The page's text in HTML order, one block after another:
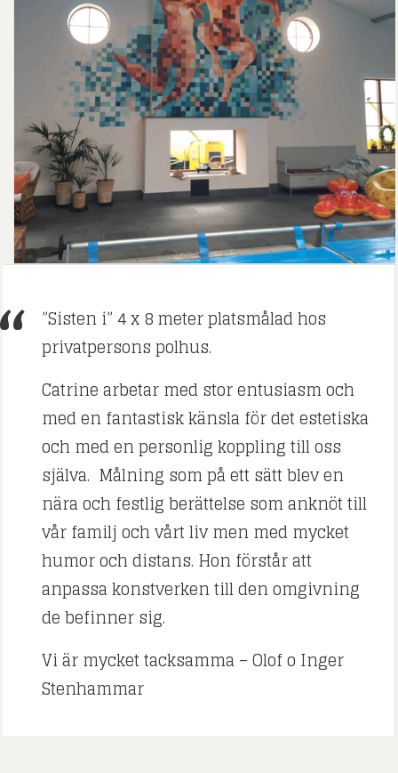
”Sisten i” 4 x 8 meter platsmålad hos
privatpersons polhus.
Catrine arbetar med stor entusiasm och
med en fantastisk känsla för det estetiska
och med en personlig koppling till oss
själva. Målning som på ett sätt blev en
nära och festlig berättelse som anknöt till
vår familj och vårt liv men med mycket
humor och distans. Hon förstår att
anpassa konstverken till den omgivning
de befinner sig.
Vi är mycket tacksamma – Olof o Inger
Stenhammar